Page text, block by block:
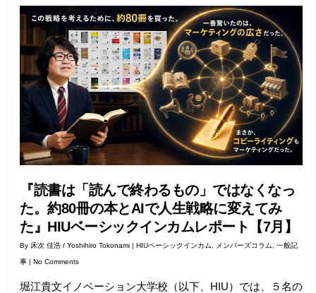
『読書は「読んで終わるもの」ではなくなっ
た。約80冊の本とAIで人生戦略に変えてみ
た』HIUベーシックインカムレポート【7月】
By 床次 佳浩 / Yoshihiro Tokonami | HIUベーシックインカム メンバーズコラム 一般記
事 | No Comments
堀江貴文イノベーション大学校（以下、HIU）では、５名の